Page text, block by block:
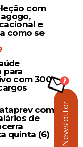
com
e
como se
para
com 300
com
de
quinta (6)
Newsletter